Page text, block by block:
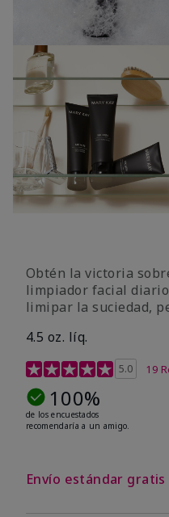
Obtén la victoria
limpiador facial
limipar la suciedad,
4.5 oz. líq.
Calificación de clientes
5.0 19
100%
de los encuestados
recomendaría a un amigo.
Envío estándar